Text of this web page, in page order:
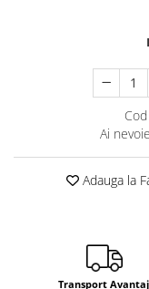
Ai
Adauga la
Transport